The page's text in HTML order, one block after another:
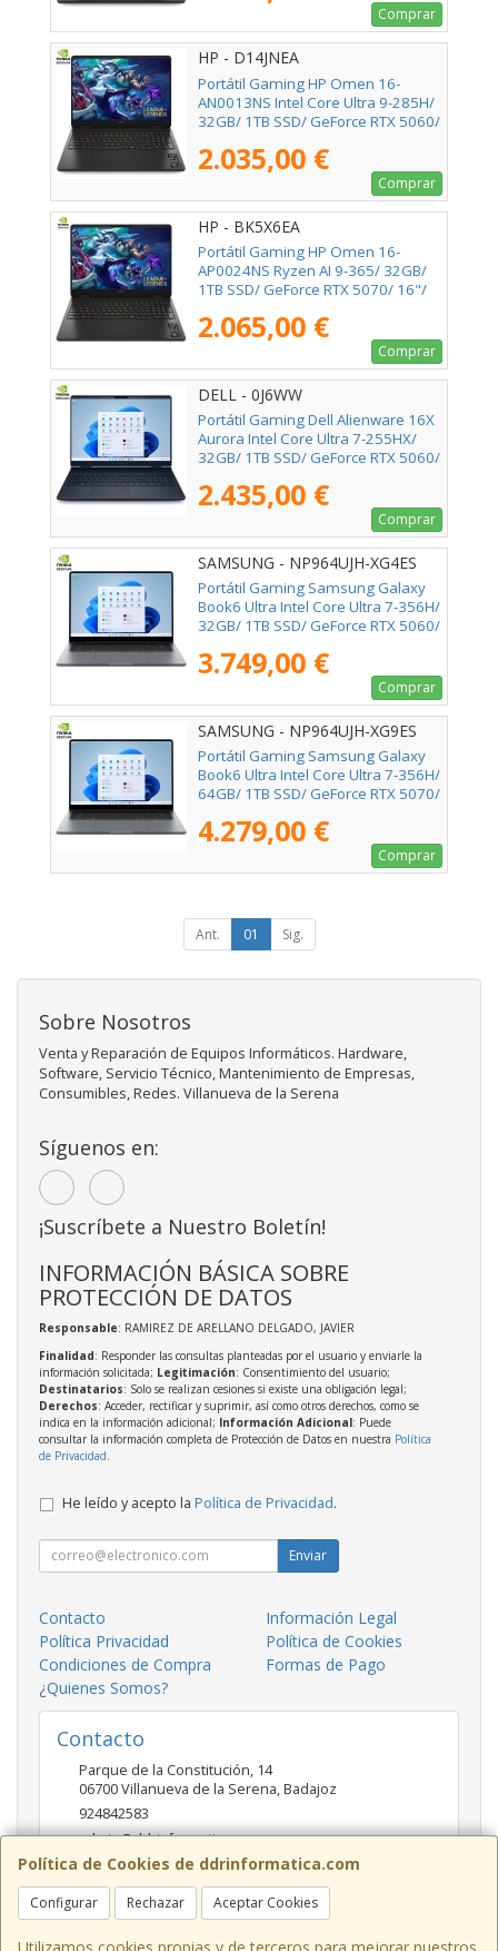
Comprar
HP - D14JNEA
Portátil Gaming HP Omen 16-
AN0013NS Intel Core Ultra 9-285H/
32GB/ 1TB SSD/ GeForce RTX 5060/
2.035,00 €
Comprar
HP - BK5X6EA
Portátil Gaming HP Omen 16-
AP0024NS Ryzen AI 9-365/ 32GB/
1TB SSD/ GeForce RTX 5070/ 16"/
2.065,00 €
Comprar
DELL - 0J6WW
Portátil Gaming Dell Alienware 16X
Aurora Intel Core Ultra 7-255HX/
32GB/ 1TB SSD/ GeForce RTX 5060/
2.435,00 €
Comprar
SAMSUNG - NP964UJH-XG4ES
Portátil Gaming Samsung Galaxy
Book6 Ultra Intel Core Ultra 7-356H/
32GB/ 1TB SSD/ GeForce RTX 5060/
3.749,00 €
Comprar
SAMSUNG - NP964UJH-XG9ES
Portátil Gaming Samsung Galaxy
Book6 Ultra Intel Core Ultra 7-356H/
64GB/ 1TB SSD/ GeForce RTX 5070/
4.279,00 €
Comprar
Ant. 01 Sig.
Política de Cookies de ddrinformatica.com
Configurar Rechazar Aceptar Cookies
Sobre Nosotros
Venta y Reparación de Equipos Informáticos. Hardware,
Software, Servicio Técnico, Mantenimiento de Empresas,
Consumibles, Redes. Villanueva de la Serena
Síguenos en:
¡Suscríbete a Nuestro Boletín!
INFORMACIÓN BÁSICA SOBRE
PROTECCIÓN DE DATOS
Responsable: RAMIREZ DE ARELLANO DELGADO, JAVIER
Finalidad: Responder las consultas planteadas por el usuario y enviarle la
información solicitada; Legitimación: Consentimiento del usuario;
Destinatarios: Solo se realizan cesiones si existe una obligación legal;
Derechos: Acceder, rectificar y suprimir, así como otros derechos, como se
indica en la información adicional; Información Adicional: Puede
consultar la información completa de Protección de Datos en nuestra Política
de Privacidad
He leído y acepto la Política de Privacidad.
Enviar
Contacto
Información Legal
Política Privacidad
Política de Cookies
Condiciones de Compra
Formas de Pago
¿Quienes Somos?
Contacto
Parque de la Constitución, 14
06700Villanueva de la Serena,Badajoz
924842583
admin@ddrinformatica.com
Horario
Mañanas 9.30 - 14 Tardes 17 - 20